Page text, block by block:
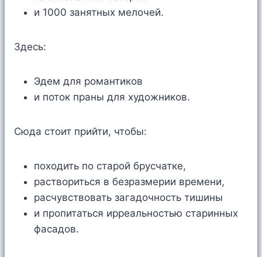
и 1000 занятных мелочей.
Здесь:
Эдем для романтиков
и поток праны для художников.
Сюда стоит прийти, чтобы:
походить по старой брусчатке,
раствориться в безразмерии времени,
расчувствовать загадочность тишины
и пропитаться ирреальностью старинных
фасадов.